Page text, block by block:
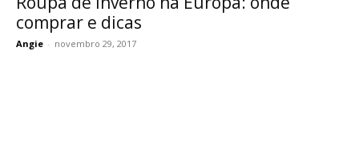
comprar e dicas
Angie - novembro 29, 2017